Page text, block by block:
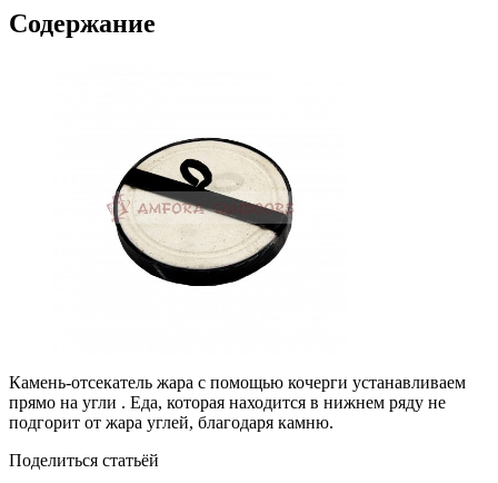
Содержание
Камень-отсекатель жара с помощью кочерги устанавливаем
прямо на угли . Еда, которая находится в нижнем ряду не
подгорит от жара углей, благодаря камню.
Поделиться статьёй